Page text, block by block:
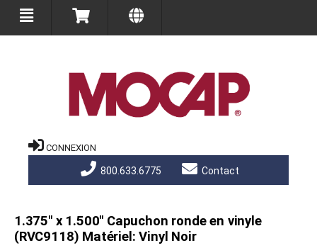
CONNEXION
800.633.6775 Contact
1.375" x 1.500" Capuchon ronde en vinyle
(RVC9118) Matériel: Vinyl Noir